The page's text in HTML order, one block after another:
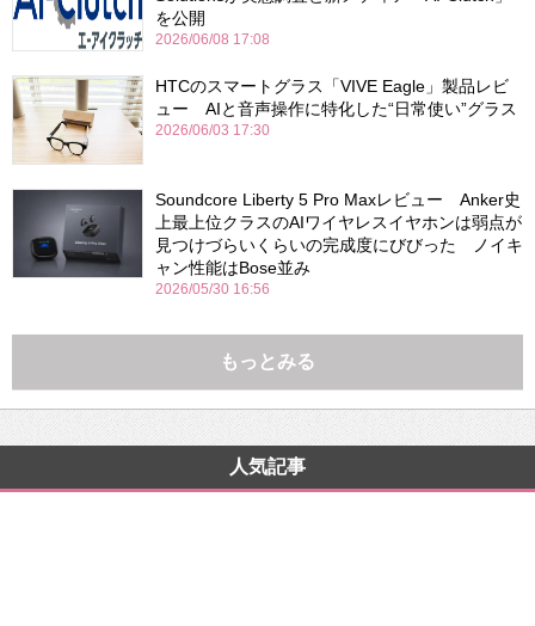
を公開
2026/06/08 17:08
HTCのスマートグラス「VIVE Eagle」製品レビ
ュー AIと音声操作に特化した“日常使い”グラス
2026/06/03 17:30
Soundcore Liberty 5 Pro Maxレビュー Anker史
上最上位クラスのAIワイヤレスイヤホンは弱点が
見つけづらいくらいの完成度にびびった ノイキ
ャン性能はBose並み
2026/05/30 16:56
もっとみる
人気記事